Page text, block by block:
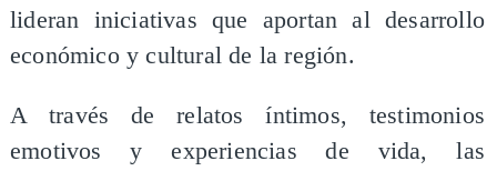
lideran iniciativas que aportan al desarrollo
económico y cultural de la región.
A través de relatos íntimos, testimonios
emotivos y experiencias de vida, las